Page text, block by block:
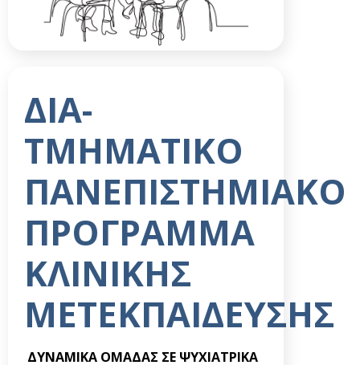
ΔΙΑ-
ΤΜΗΜΑΤΙΚΟ
ΠΑΝΕΠΙΣΤΗΜΙΑΚΟ
ΠΡΟΓΡΑΜΜΑ
ΚΛΙΝΙΚΗΣ
ΜΕΤΕΚΠΑΙΔΕΥΣΗΣ
ΔΥΝΑΜΙΚΑ ΟΜΑΔΑΣ ΣΕ ΨΥΧΙΑΤΡΙΚΑ